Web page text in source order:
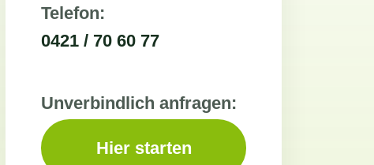
Telefon:
0421 / 70 60 77
Unverbindlich anfragen:
Hier starten